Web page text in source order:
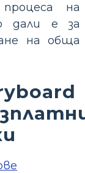
на
дали е за
на обща